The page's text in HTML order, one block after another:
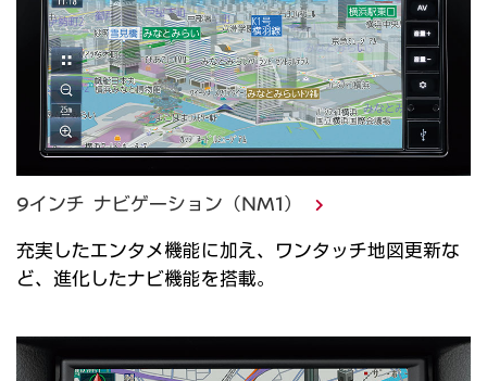
9インチ ナビゲーション（NM1）
充実したエンタメ機能に加え、ワンタッチ地図更新な
ど、進化したナビ機能を搭載。